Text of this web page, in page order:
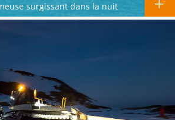
surgissant dans la nuit